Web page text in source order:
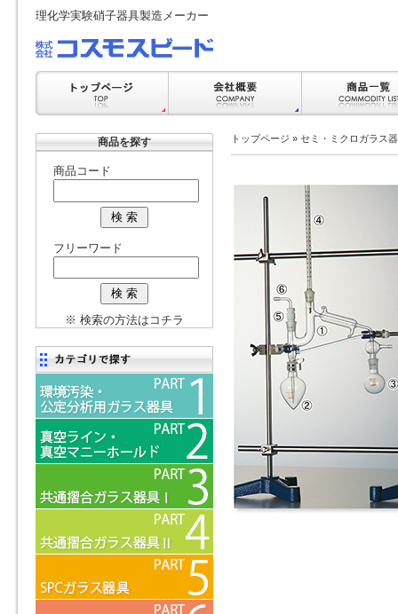
理化学実験硝子器具製造メーカー
商品を探す
商品コード
フリーワード
※ 検索の方法はコチラ
トップページ » セミ・ミクロガラス